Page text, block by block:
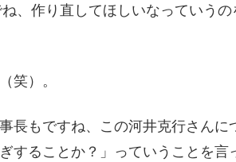
、作り直してほしいなっていう
笑）。
長もですね、この河井克行さん
することか？」っていうことを